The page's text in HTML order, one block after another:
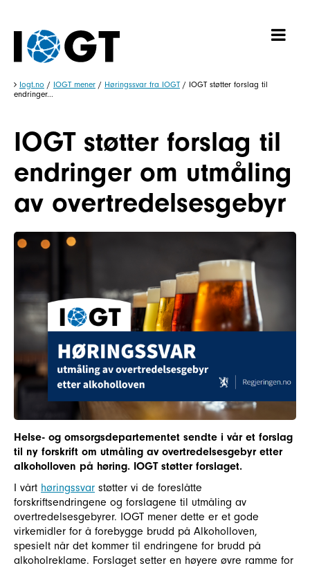
Iogt.no / IOGT mener / Høringssvar fra IOGT / IOGT støtter forslag til
endringer...
IOGT støtter forslag til
endringer om utmåling
av overtredelsesgebyr
Helse- og omsorgsdepartementet sendte i vår et forslag
til ny forskrift om utmåling av overtredelsesgebyr etter
alkoholloven på høring. IOGT støtter forslaget.
I vårt høringssvar støtter vi de foreslåtte
forskriftsendringene og forslagene til utmåling av
overtredelsesgebyrer. IOGT mener dette er et gode
virkemidler for å forebygge brudd på Alkoholloven,
spesielt når det kommer til endringene for brudd på
alkoholreklame. Forslaget setter en høyere øvre ramme for